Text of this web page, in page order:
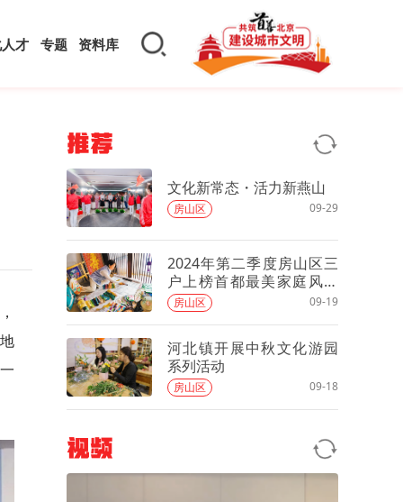
才 专题 资料库
推荐
文化新常态・活力新燕山
房山区 09-29
2024年第二季度房山区三
户上榜首都最美家庭风采
展示（三）
房山区 09-19
河北镇开展中秋文化游园
系列活动
房山区 09-18
视频